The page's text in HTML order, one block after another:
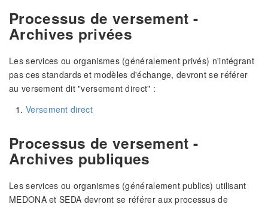
Processus de versement -
Archives privées
Les services ou organismes (généralement privés) n'intégrant
pas ces standards et modèles d'échange, devront se référer
au versement dit "versement direct" :
Versement direct
Processus de versement -
Archives publiques
Les services ou organismes (généralement publics) utilisant
MEDONA et SEDA devront se référer aux processus de